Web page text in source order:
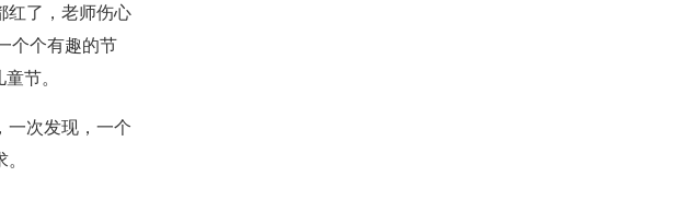
红了，老师伤心
个个有趣的节
节。
一次发现，一个